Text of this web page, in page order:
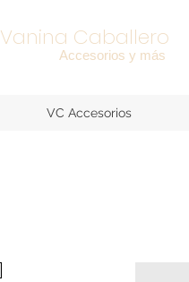
Vanina Caballero
Accesorios y más
VC Accesorios